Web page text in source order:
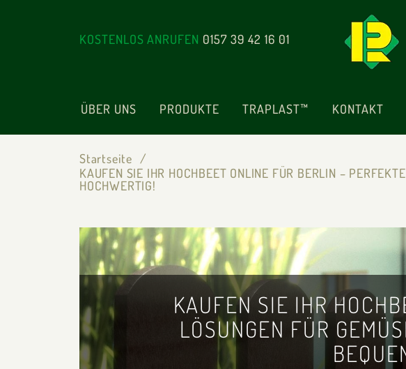
KOSTENLOS ANRUFEN 0157 39 42 16 01
ÜBER UNS PRODUKTE TRAPLAST™ KONTAKT
Startseite
KAUFEN SIE IHR HOCHBEET ONLINE FÜR BERLIN –
HOCHWERTIG!
KAUFEN SIE IHR
LÖSUNGEN FÜR